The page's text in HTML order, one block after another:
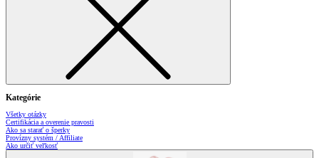
Kategórie
Všetky otázky
Certifikácia a overenie pravosti
Ako sa starať o šperky
Provízny systém / Affiliate
Ako určiť veľkosť